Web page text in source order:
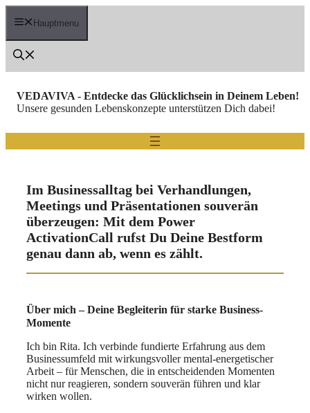
Zum
Inhalt Hauptmenu
VEDAVIVA - Entdecke das Glücklichsein in Deinem Leben!
Unsere gesunden Lebenskonzepte unterstützen Dich dabei!
Im Businessalltag bei Verhandlungen,
Meetings und Präsentationen souverän
überzeugen: Mit dem Power
ActivationCall rufst Du Deine Bestform
genau dann ab, wenn es zählt.
Über mich – Deine Begleiterin für starke Business-
Momente
Ich bin Rita. Ich verbinde fundierte Erfahrung aus dem
Businessumfeld mit wirkungsvoller mental-energetischer
Arbeit – für Menschen, die in entscheidenden Momenten
nicht nur reagieren, sondern souverän führen und klar
wirken wollen.